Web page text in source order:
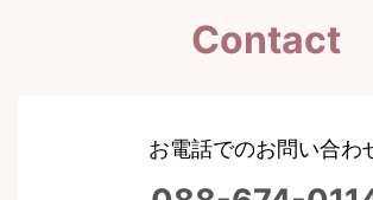
Contact
お電話でのお問い合わ